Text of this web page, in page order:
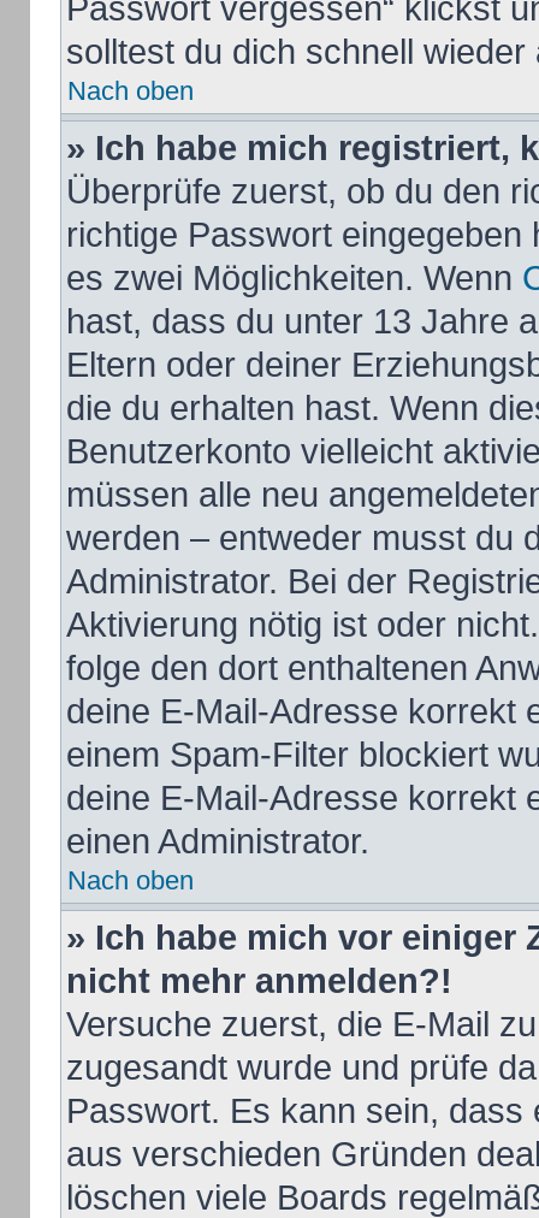
Passwort vergessen“ klickst
solltest du dich schnell
Nach oben
» Ich habe mich registriert,
Überprüfe zuerst, ob du den
richtige Passwort
es zwei Möglichkeiten. Wenn
hast, dass du unter 13 Jahre
Eltern oder deiner
die du erhalten hast. Wenn
Benutzerkonto vielleicht
müssen alle neu
werden – entweder musst du
Administrator. Bei der
Aktivierung nötig ist oder
folge den dort enthaltenen
deine E-Mail-Adresse korrekt
einem Spam-Filter blockiert
deine E-Mail-Adresse korrekt
einen Administrator.
Nach oben
» Ich habe mich vor einiger
nicht mehr anmelden?!
Versuche zuerst, die E-Mail
zugesandt wurde und prüfe
Passwort. Es kann sein,
aus verschieden Gründen
löschen viele Boards